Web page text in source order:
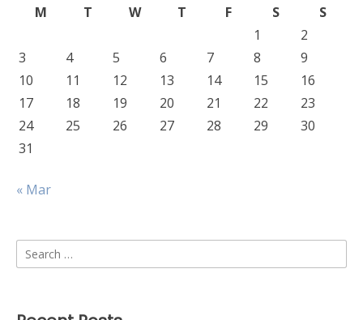
M
T W T F S
S
1
2
3
4 5 6 7 8
9
10
11 12 13 14 15
16
17
18 19 20 21 22
23
24
25 26 27 28 29
30
31
« Mar
Search
for: